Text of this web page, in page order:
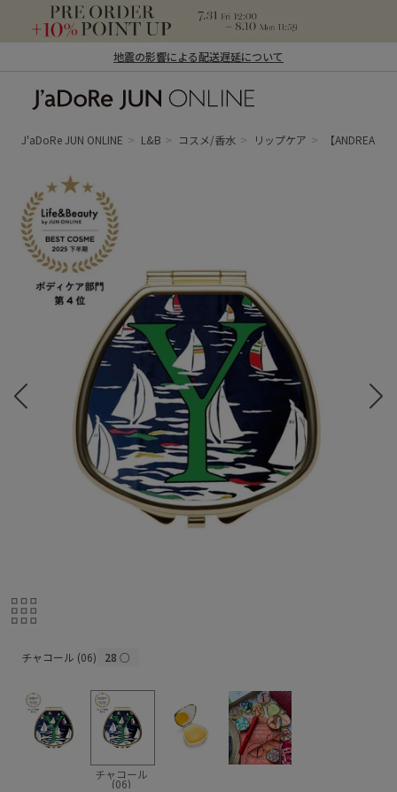
地震の影響による配送遅延について
ン オンライン）
J'aDoRe JUN ONLINE L&B コスメ/香水 リップケア 【ANDREA
チャコール (06) 28○
チャコール
(06)